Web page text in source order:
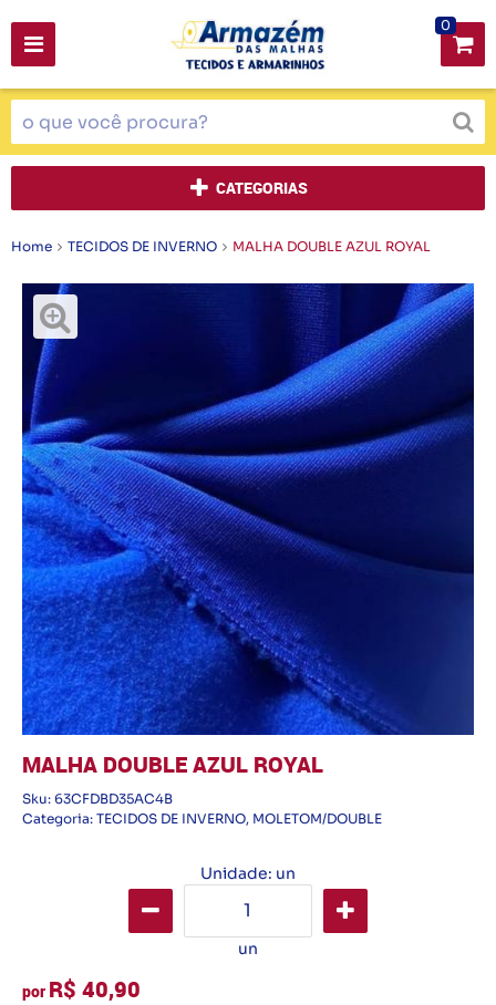
0
CATEGORIAS
Home TECIDOS DE INVERNO MALHA DOUBLE AZUL ROYAL
MALHA DOUBLE AZUL ROYAL
Sku: 63CFDBD35AC4B
Categoria: TECIDOS DE INVERNO, MOLETOM/DOUBLE
Unidade: un
un
por R$ 40,90